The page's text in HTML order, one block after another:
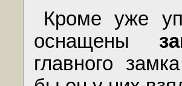
Кроме уже
оснащены
главного